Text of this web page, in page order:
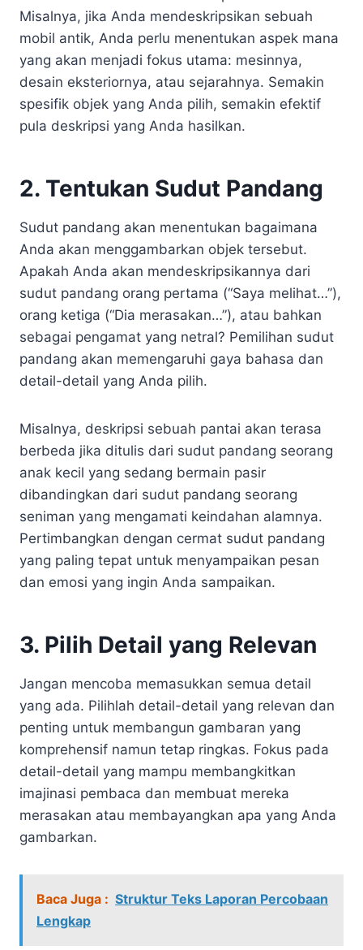
Misalnya, jika Anda mendeskripsikan sebuah
mobil antik, Anda perlu menentukan aspek mana
yang akan menjadi fokus utama: mesinnya,
desain eksteriornya, atau sejarahnya. Semakin
spesifik objek yang Anda pilih, semakin efektif
pula deskripsi yang Anda hasilkan.
2. Tentukan Sudut Pandang
Sudut pandang akan menentukan bagaimana
Anda akan menggambarkan objek tersebut.
Apakah Anda akan mendeskripsikannya dari
sudut pandang orang pertama (“Saya melihat…”),
orang ketiga (“Dia merasakan…”), atau bahkan
sebagai pengamat yang netral? Pemilihan sudut
pandang akan memengaruhi gaya bahasa dan
detail-detail yang Anda pilih.
Misalnya, deskripsi sebuah pantai akan terasa
berbeda jika ditulis dari sudut pandang seorang
anak kecil yang sedang bermain pasir
dibandingkan dari sudut pandang seorang
seniman yang mengamati keindahan alamnya.
Pertimbangkan dengan cermat sudut pandang
yang paling tepat untuk menyampaikan pesan
dan emosi yang ingin Anda sampaikan.
3. Pilih Detail yang Relevan
Jangan mencoba memasukkan semua detail
yang ada. Pilihlah detail-detail yang relevan dan
penting untuk membangun gambaran yang
komprehensif namun tetap ringkas. Fokus pada
detail-detail yang mampu membangkitkan
imajinasi pembaca dan membuat mereka
merasakan atau membayangkan apa yang Anda
gambarkan.
Baca Juga : Struktur Teks Laporan Percobaan
Lengkap